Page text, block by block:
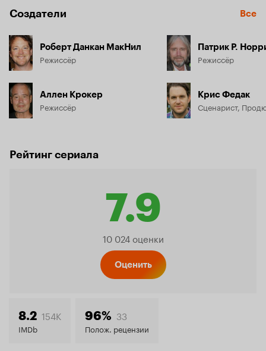
Создатели Все
Роберт Данкан МакНил
Режиссёр
Аллен Крокер
Режиссёр
Патрик Р.
Режиссёр
Крис Федак
Сценарист,
Рейтинг сериала
7.9
Рейтинг
7.9
10 024 оценки
Оценить
8.2 154K
IMDb
96% 33
Полож. рецензии